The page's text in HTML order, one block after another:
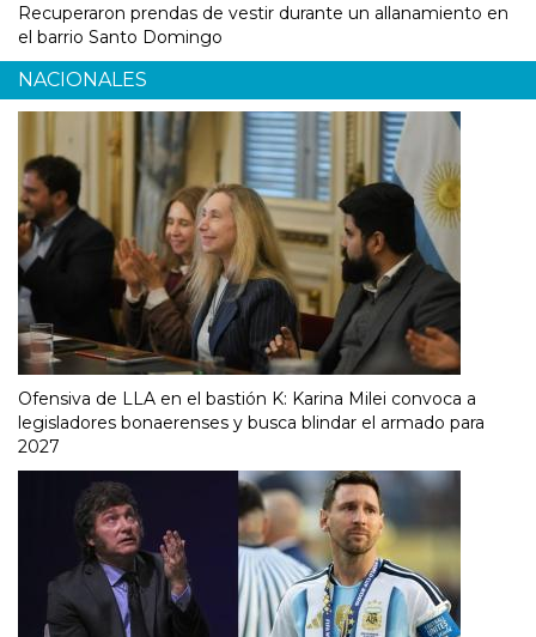
Recuperaron prendas de vestir durante un allanamiento en
el barrio Santo Domingo
NACIONALES
Ofensiva de LLA en el bastión K: Karina Milei convoca a
legisladores bonaerenses y busca blindar el armado para
2027